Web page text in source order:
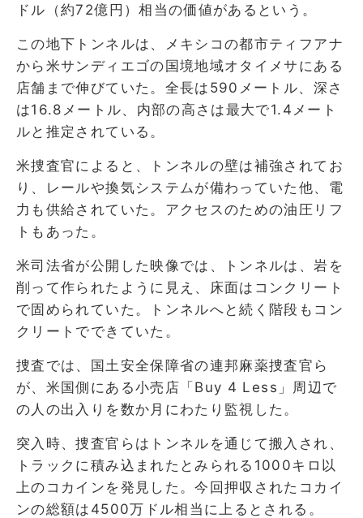
ドル（約72億円）相当の価値があるという。
この地下トンネルは、メキシコの都市ティフアナ
から米サンディエゴの国境地域オタイメサにある
店舗まで伸びていた。全長は590メートル、深さ
は16.8メートル、内部の高さは最大で1.4メート
ルと推定されている。
米捜査官によると、トンネルの壁は補強されてお
り、レールや換気システムが備わっていた他、電
力も供給されていた。アクセスのための油圧リフ
トもあった。
米司法省が公開した映像では、トンネルは、岩を
削って作られたように見え、床面はコンクリート
で固められていた。トンネルへと続く階段もコン
クリートでできていた。
捜査では、国土安全保障省の連邦麻薬捜査官ら
が、米国側にある小売店「Buy 4 Less」周辺で
の人の出入りを数か月にわたり監視した。
突入時、捜査官らはトンネルを通じて搬入され、
トラックに積み込まれたとみられる1000キロ以
上のコカインを発見した。今回押収されたコカイ
ンの総額は4500万ドル相当に上るとされる。